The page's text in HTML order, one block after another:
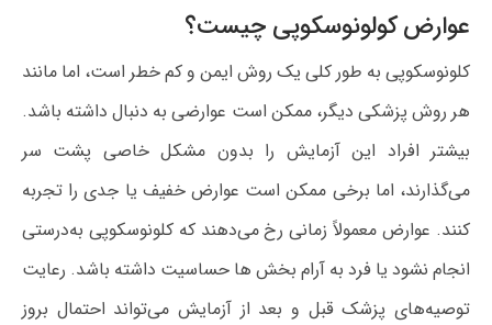
عوارض کولونوسکوپی چیست؟
کلونوسکوپی به‌ طور کلی یک روش ایمن و کم‌ خطر است، اما مانند
هر روش پزشکی دیگر، ممکن است عوارضی به دنبال داشته باشد.
بیشتر افراد این آزمایش را بدون مشکل خاصی پشت سر
می‌گذارند، اما برخی ممکن است عوارض خفیف یا جدی را تجربه
کنند. عوارض معمولاً زمانی رخ می‌دهند که کلونوسکوپی به‌درستی
انجام نشود یا فرد به آرام‌ بخش‌ ها حساسیت داشته باشد. رعایت
توصیه‌های پزشک قبل و بعد از آزمایش می‌تواند احتمال بروز